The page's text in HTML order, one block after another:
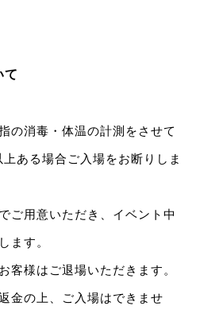
て
の消毒・体温の計測をさせて
ある場合ご入場をお断りしま
ご用意いただき、イベント中
ます。
客様はご退場いただきます。
金の上、ご入場はできませ